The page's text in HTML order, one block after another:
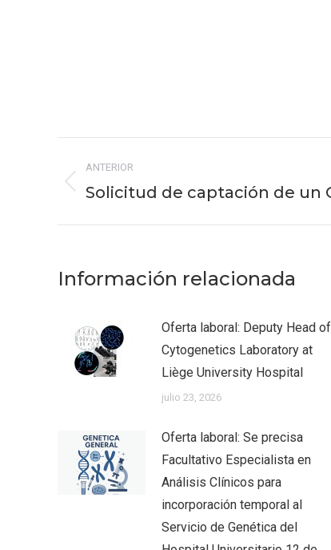
entre
publicaciones
ANTERIOR
Publicación
Solicitud de captación de un
Información relacionada
Oferta laboral: Deputy Head of
Cytogenetics Laboratory at
Liège University Hospital
julio 23, 2026
Oferta laboral: Se precisa
Facultativo Especialista en
Análisis Clínicos para
incorporación temporal al
Servicio de Genética del